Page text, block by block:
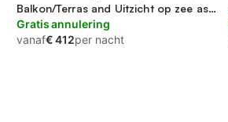
Balkon/Terras and Uitzicht op zee as
well as Tuin and Zwembad
Gratis annulering
vanaf€ 412per nacht